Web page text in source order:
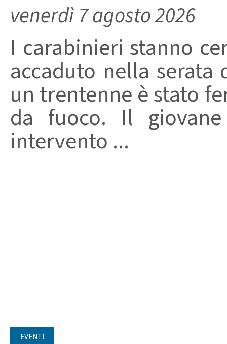
venerdì 7 agosto 2026
I carabinieri stanno
accaduto nella serata
un trentenne è stato
da fuoco. Il
intervento ...
EVENTI